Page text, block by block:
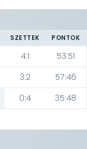
SZETTEK PONTOK
4:1 53:51
3:2 57:46
0:4 35:48